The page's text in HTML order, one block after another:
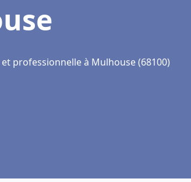
professionnelle à Mulhouse (68100)